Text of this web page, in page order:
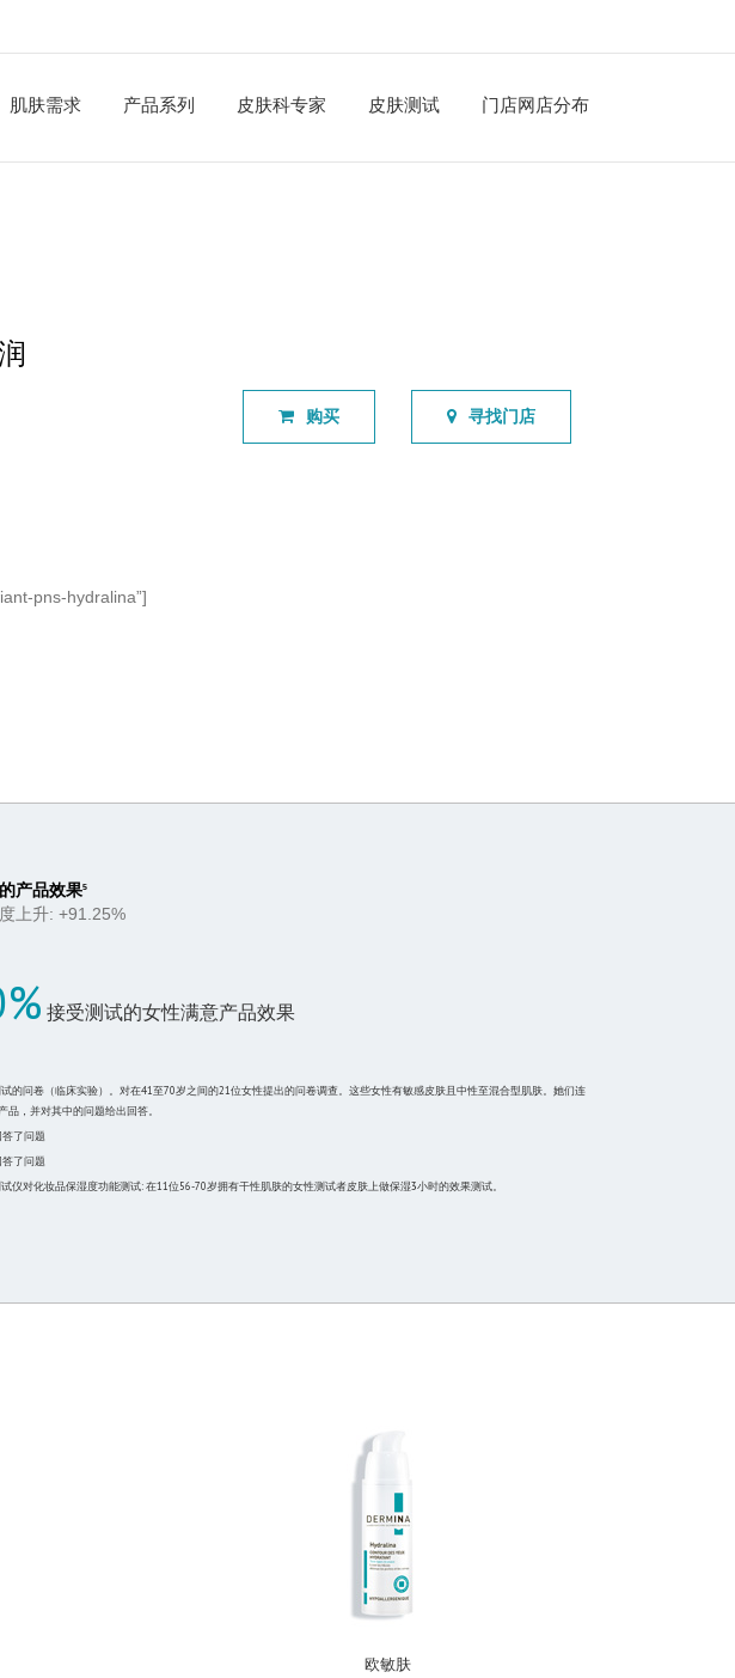
肌肤需求 产品系列 皮肤科专家 皮肤测试 门店网店分布
寻找门店
购买
pns-hydralina”]
产品效果5
上升: +91.25%
接受测试的女性满意产品效果
的问卷（临床实验）。对在41至70岁之间的21位女性提出的问卷调查。这些女性有敏感皮肤且中性至混合型肌肤。她们连
品，并对其中的问题给出回答。
了问题
了问题
仪对化妆品保湿度功能测试: 在11位56-70岁拥有干性肌肤的女性测试者皮肤上做保湿3小时的效果测试。
欧敏肤